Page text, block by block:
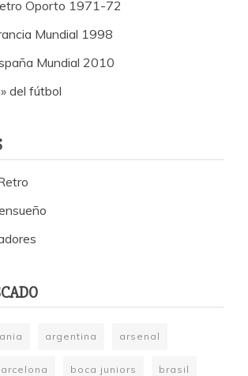
Oporto 1971-72
Mundial 1998
Mundial 2010
del fútbol
argentina arsenal
boca juniors brasil